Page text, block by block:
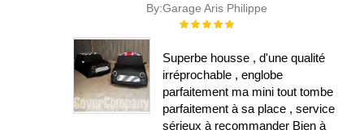
By:Garage Aris Philippe
Évaluation :
Superbe housse , d'une qualité
irréprochable , englobe
parfaitement ma mini tout tombe
parfaitement à sa place , service
sérieux à recommander Bien à